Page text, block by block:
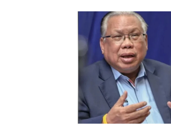
ความรุนแรง​โชว์ตัวตน